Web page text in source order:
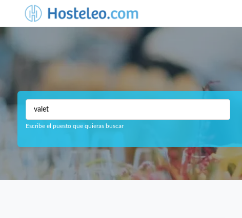
Escribe el puesto que quieras buscar